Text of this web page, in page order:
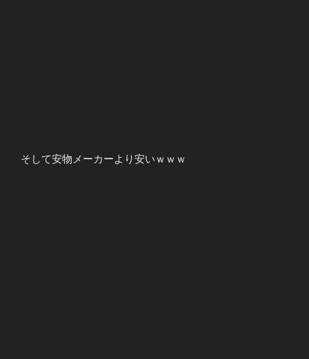
そして安物メーカーより安いｗｗｗ